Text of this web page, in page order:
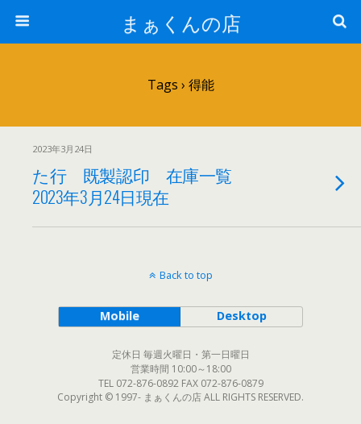
まぁくんの店
Tags › 得能
2023年3月24日
た行 既製認印 在庫一覧
2023年3月24日現在
Back to top
Mobile Desktop
定休日 毎週火曜日・第一日曜日
営業時間 10:00～18:00
TEL 072-876-0892 FAX 072-876-0879
Copyright © 1997- まぁくんの店 ALL RIGHTS RESERVED.